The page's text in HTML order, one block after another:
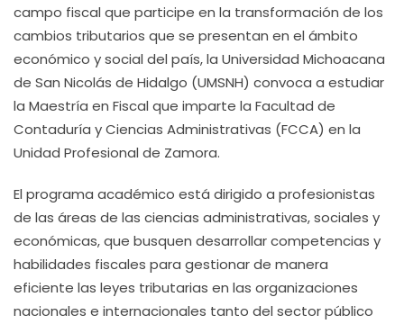
campo fiscal que participe en la transformación de los
cambios tributarios que se presentan en el ámbito
económico y social del país, la Universidad Michoacana
de San Nicolás de Hidalgo (UMSNH) convoca a estudiar
la Maestría en Fiscal que imparte la Facultad de
Contaduría y Ciencias Administrativas (FCCA) en la
Unidad Profesional de Zamora.
El programa académico está dirigido a profesionistas
de las áreas de las ciencias administrativas, sociales y
económicas, que busquen desarrollar competencias y
habilidades fiscales para gestionar de manera
eficiente las leyes tributarias en las organizaciones
nacionales e internacionales tanto del sector público